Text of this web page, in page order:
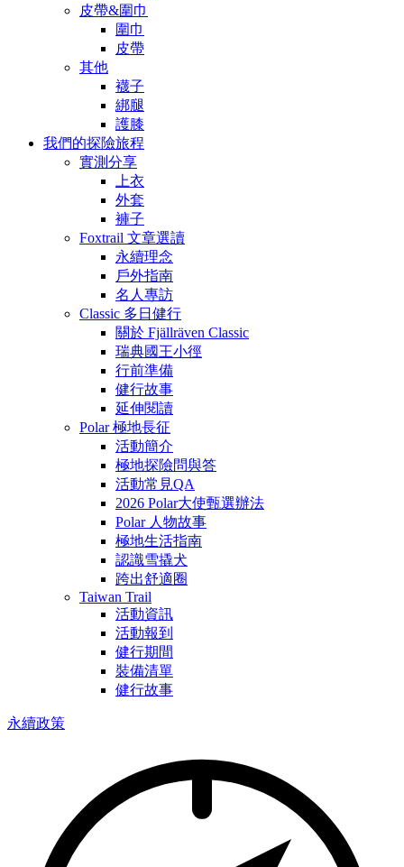
皮帶&圍巾
圍巾
皮帶
其他
襪子
綁腿
護膝
我們的探險旅程
實測分享
上衣
外套
褲子
Foxtrail 文章選讀
永續理念
戶外指南
名人專訪
Classic 多日健行
關於 Fjällräven Classic
瑞典國王小徑
行前準備
健行故事
延伸閱讀
Polar 極地長征
活動簡介
極地探險問與答
活動常見QA
2026 Polar大使甄選辦法
Polar 人物故事
極地生活指南
認識雪撬犬
跨出舒適圈
Taiwan Trail
活動資訊
活動報到
健行期間
裝備清單
健行故事
永續政策